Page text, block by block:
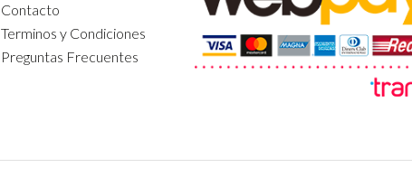
Contacto
Terminos y Condiciones
Preguntas Frecuentes